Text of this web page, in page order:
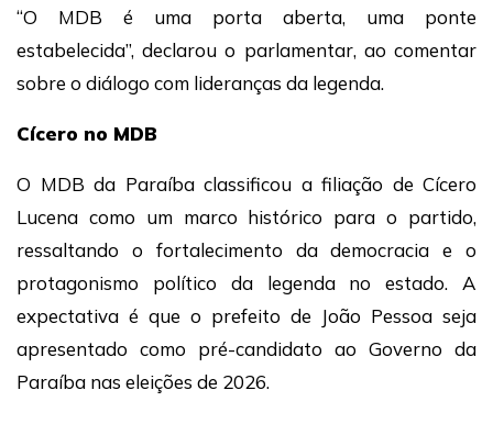
“O MDB é uma porta aberta, uma ponte
estabelecida”, declarou o parlamentar, ao comentar
sobre o diálogo com lideranças da legenda.
Cícero no MDB
O MDB da Paraíba classificou a filiação de Cícero
Lucena como um marco histórico para o partido,
ressaltando o fortalecimento da democracia e o
protagonismo político da legenda no estado. A
expectativa é que o prefeito de João Pessoa seja
apresentado como pré-candidato ao Governo da
Paraíba nas eleições de 2026.